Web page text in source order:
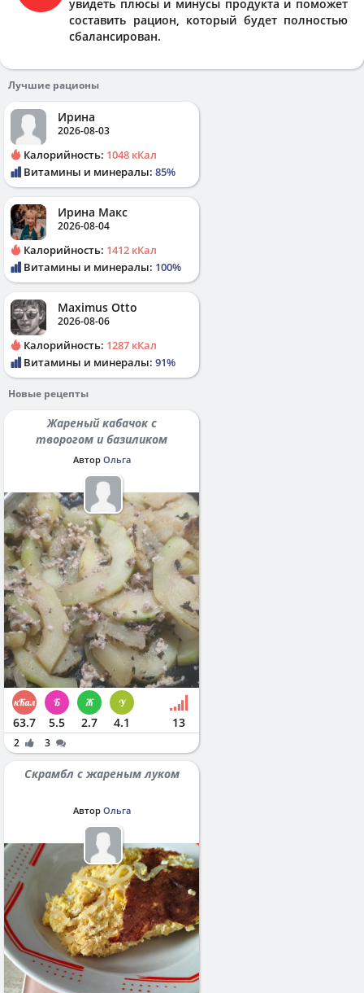
увидеть плюсы и минусы продукта и поможет
составить рацион, который будет полностью
сбалансирован.
Лучшие рационы
Ирина
2026-08-03
Калорийность: 1048 кКал
Витамины и минералы: 85%
Ирина Макс
2026-08-04
Калорийность: 1412 кКал
Витамины и минералы: 100%
Maximus Otto
2026-08-06
Калорийность: 1287 кКал
Витамины и минералы: 91%
Новые рецепты
Жареный кабачок с
творогом и базиликом
Автор Ольга
63.7 5.5 2.7 4.1 13
2 3
Скрамбл с жареным луком
Автор Ольга